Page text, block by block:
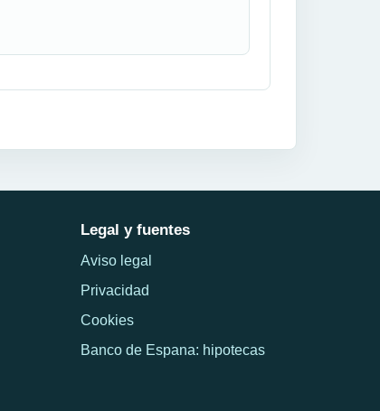
Legal y fuentes
Aviso legal
Privacidad
Cookies
Banco de Espana: hipotecas